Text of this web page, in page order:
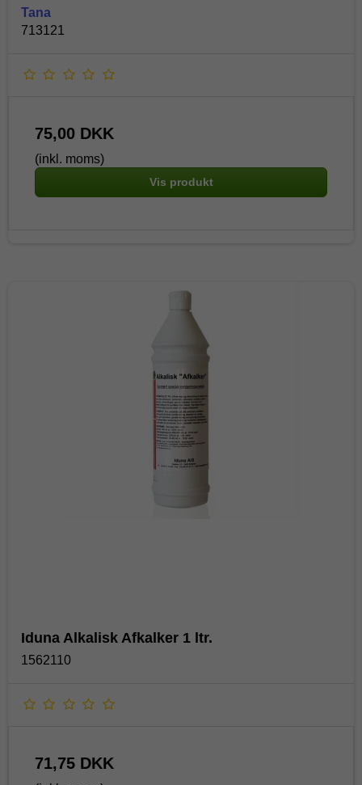
Tana
713121
75,00 DKK
(inkl. moms)
Vis produkt
Iduna Alkalisk Afkalker 1 ltr.
1562110
71,75 DKK